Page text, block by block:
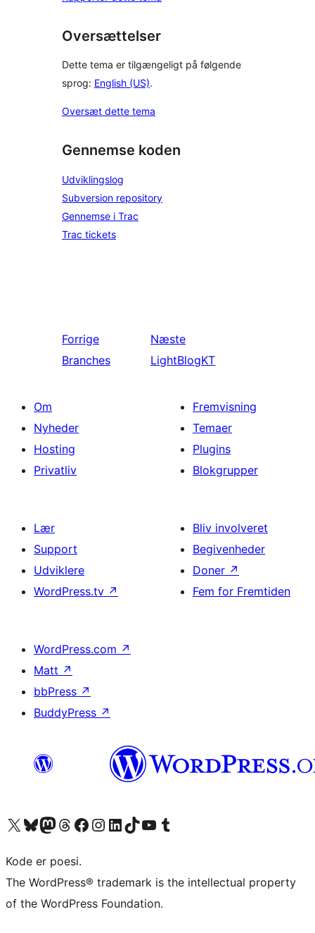
Oversættelser
Dette tema er tilgængeligt på følgende
sprog: English (US).
Oversæt dette tema
Gennemse koden
Udviklingslog
Subversion repository
Gennemse i Trac
Trac tickets
Forrige
Branches
Næste
LightBlogKT
Om
Nyheder
Hosting
Privatliv
Fremvisning
Temaer
Plugins
Blokgrupper
Lær
Support
Udviklere
WordPress.tv ↗
Bliv involveret
Begivenheder
Doner ↗
Fem for Fremtiden
WordPress.com ↗
Matt ↗
bbPress ↗
BuddyPress ↗
Besøg vores X (tidligere Twitter) konto
Besøg vores Bluesky-konto
Besøg vores Mastodon konto
Besøg vores Threads-konto
Besøg vores Facebook sideBesøg vores Instagram konto
Besøg vores LinkedIn konto
Besøg vores TikTok-konto
Besøg vores YouTube-kanalBesøg vores Tumblr-konto
Kode er poesi.
The WordPress® trademark is the intellectual property
of the WordPress Foundation.